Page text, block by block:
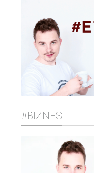
#BIZNES